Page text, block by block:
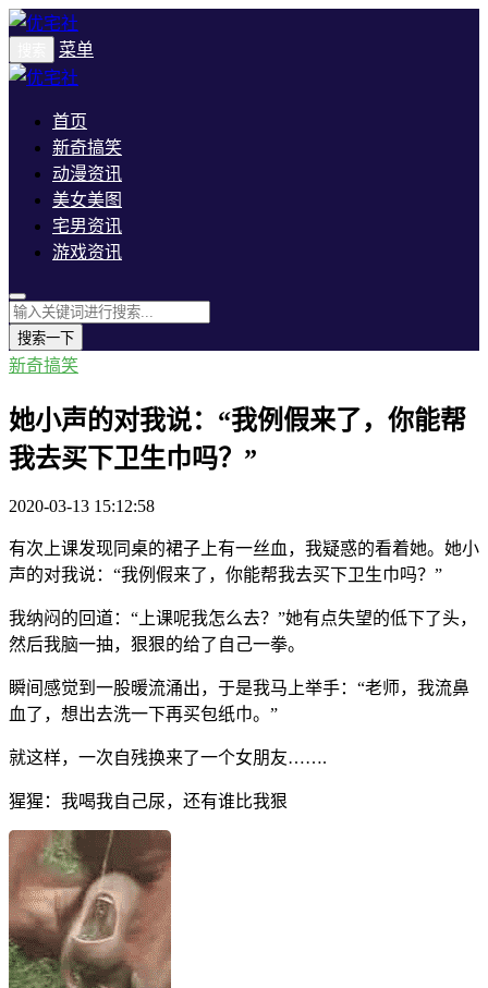
菜单
首页
新奇搞笑
动漫资讯
美女美图
宅男资讯
游戏资讯
搜索一下
新奇搞笑
她小声的对我说：“我例假来了，你能帮
我去买下卫生巾吗？”
2020-03-13 15:12:58
有次上课发现同桌的裙子上有一丝血，我疑惑的看着她。她小
声的对我说：“我例假来了，你能帮我去买下卫生巾吗？”
我纳闷的回道：“上课呢我怎么去？”她有点失望的低下了头，
然后我脑一抽，狠狠的给了自己一拳。
瞬间感觉到一股暖流涌出，于是我马上举手：“老师，我流鼻
血了，想出去洗一下再买包纸巾。”
就这样，一次自残换来了一个女朋友…….
猩猩：我喝我自己尿，还有谁比我狠